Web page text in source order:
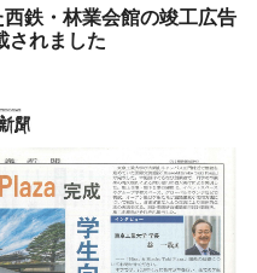
鉄・林業会館の竣工広告
されました